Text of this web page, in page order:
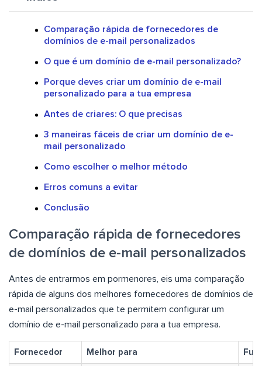
Comparação rápida de fornecedores de
domínios de e-mail personalizados
O que é um domínio de e-mail personalizado?
Porque deves criar um domínio de e-mail
personalizado para a tua empresa
Antes de criares: O que precisas
3 maneiras fáceis de criar um domínio de e-
mail personalizado
Como escolher o melhor método
Erros comuns a evitar
Conclusão
Comparação rápida de fornecedores
de domínios de e-mail personalizados
Antes de entrarmos em pormenores, eis uma comparação
rápida de alguns dos melhores fornecedores de domínios de
e-mail personalizados que te permitem configurar um
domínio de e-mail personalizado para a tua empresa.
Fornecedor Melhor para